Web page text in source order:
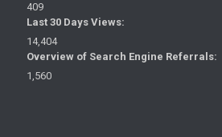
409
Last 30 Days Views:
14,404
Overview of Search Engine Referrals:
1,560